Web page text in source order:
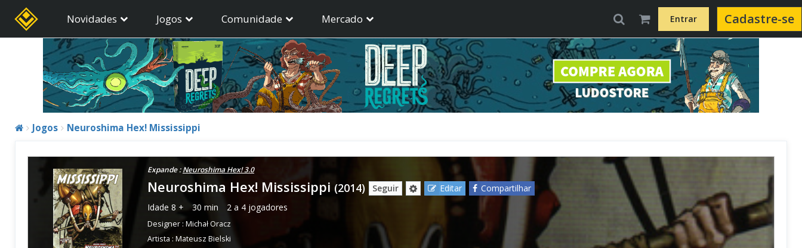
Novidades Jogos Comunidade Mercado Entrar Cadastre-se
Jogos Neuroshima Hex! Mississippi
Expande :Neuroshima Hex! 3.0
Neuroshima Hex! Mississippi (2014) Seguir Editar
Compartilhar
Idade 8 + 30 min 2 a 4 jogadores
Designer : Michał Oracz
Artista : Mateusz Bielski